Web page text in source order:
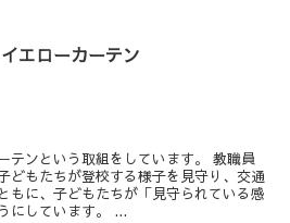
イエローカーテン
テンという取組をしています。 教職員
どもたちが登校する様子を見守り、交通
もに、子どもたちが「見守られている感
にしています。 ...